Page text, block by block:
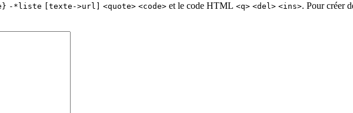
-*liste [texte->url] <quote> <code> et le code HTML <q> <del> <ins>. Pour créer